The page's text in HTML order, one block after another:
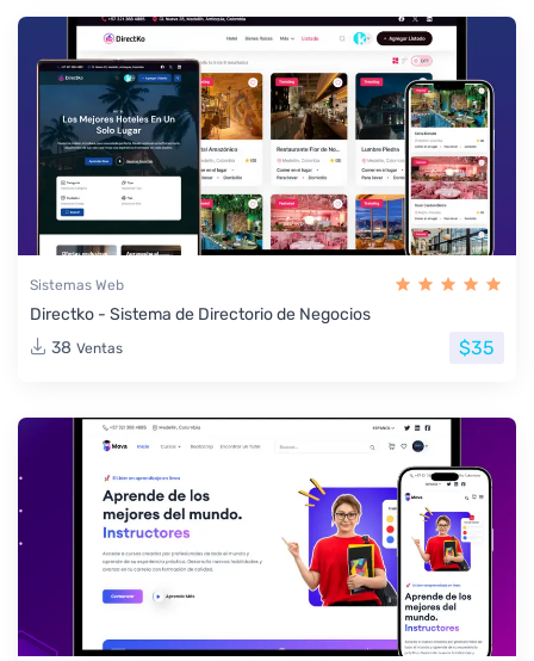
Sistemas Web
Directko - Sistema de Directorio de Negocios
38 Ventas $35